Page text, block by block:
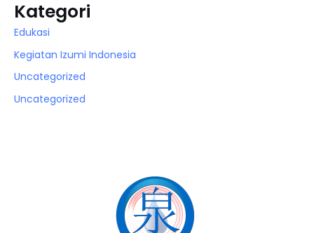
Kategori
Edukasi
Kegiatan Izumi Indonesia
Uncategorized
Uncategorized